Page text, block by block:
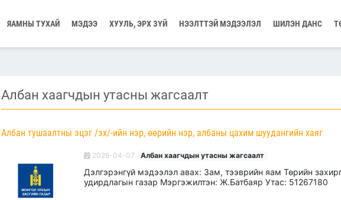
ЯАМНЫ ТУХАЙ МЭДЭЭ ХУУЛЬ, ЭРХ ЗҮЙ НЭЭЛТТЭЙ МЭДЭЭЛЭЛ ШИЛЭН ДАНС
Албан хаагчдын утасны жагсаалт
Албан тушаалтны эцэг /эх/-ийн нэр, өөрийн нэр, албаны цахим шуудангийн хаяг
2026-04-07 Албан хаагчдын утасны жагсаалт
Дэлгэрэнгүй мэдээлэл авах: Зам, тээврийн яам Төрийн
удирдлагын газар Мэргэжилтэн: Ж.Батбаяр Утас: 51267180